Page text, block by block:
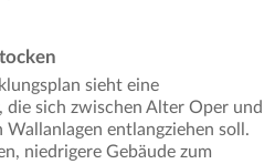
sieht eine
die sich zwischen Alter Oper und
entlangziehen soll.
niedrigere Gebäude zum